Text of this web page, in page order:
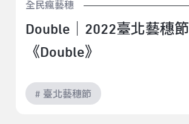
全民瘋藝穗
Double｜2022臺北藝穗節
《Double》
# 臺北藝穗節